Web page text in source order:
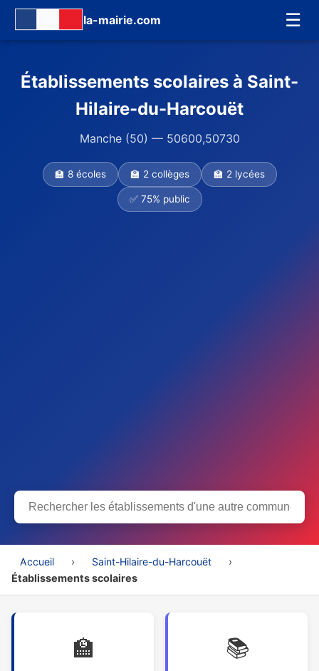
la-mairie.com ☰
Établissements scolaires à Saint-
Hilaire-du-Harcouët
Manche (50) — 50600,50730
🏫 8 écoles 🏫 2 collèges 🏫 2 lycées
✅ 75% public
Accueil › Saint-Hilaire-du-Harcouët
›
Établissements scolaires
🏫
📚